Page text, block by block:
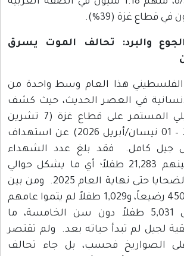
والبرد: تحالف الموت يسرق
هذا العام وسط واحدة من
في العصر الحديث، حيث كشف
العدوان الإسرائيلي المستمر على قطاع غزة (7 تشرين
الأول/أكتوبر 2023 – 01 نيسان/أبريل 2026) عن استهداف
جيل كامل. فقد بلغ عدد الشهداء
72,289 شهيداً، بينهم 21,283 طفلاً؛ أي ما يشكل حوالي
30% من إجمالي الضحايا حتى نهاية العام 2025. ومن بين
هؤلاء، استشهد 450 رضيعاً، و1,029 طفلاً لم يتموا عامهم
الأول، إضافة إلى 5,031 طفلاً دون سن الخامسة، ما
لجيل لم تبدأ حياته بعد. ولم تقتصر
الصواريخ فحسب، بل جاء تحالف